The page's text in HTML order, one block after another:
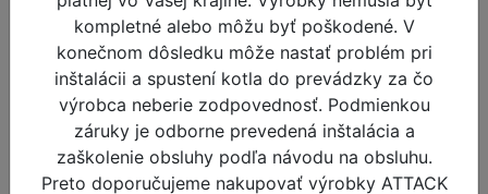
Akumulačné zásobníky pre tepelné
čerpadlá
FANCOIL
Kotly na tuhé palivo, pelety a príslušenstvo
PELLET 30 AUTOMATIC Plus (rada 8000)
DPX (rada 6000)
DPX PELLET (rada 6000)
kompletné alebo môžu byť poškodené. V
konečnom dôsledku môže nastať problém pri
inštalácii a spustení kotla do prevádzky za čo
výrobca neberie zodpovednosť. Podmienkou
záruky je odborne prevedená inštalácia a
zaškolenie obsluhy podľa návodu na obsluhu.
Preto doporučujeme nakupovať výrobky ATTACK